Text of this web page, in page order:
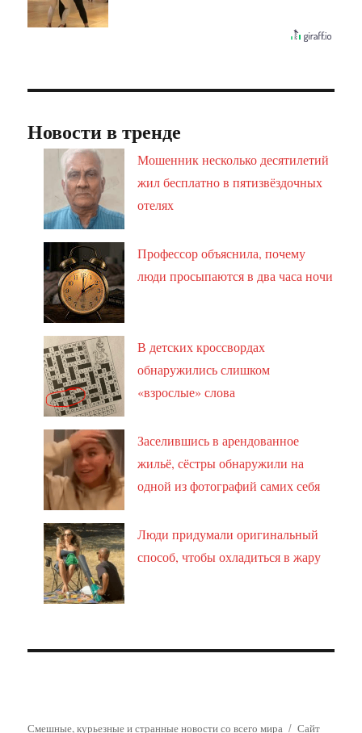
Новости в тренде
Мошенник несколько десятилетий
жил бесплатно в пятизвёздочных
отелях
Профессор объяснила, почему
люди просыпаются в два часа ночи
В детских кроссвордах
обнаружились слишком
«взрослые» слова
Заселившись в арендованное
жильё, сёстры обнаружили на
одной из фотографий самих себя
Люди придумали оригинальный
способ, чтобы охладиться в жару
Смешные, курьезные и странные новости со всего мира Сайт